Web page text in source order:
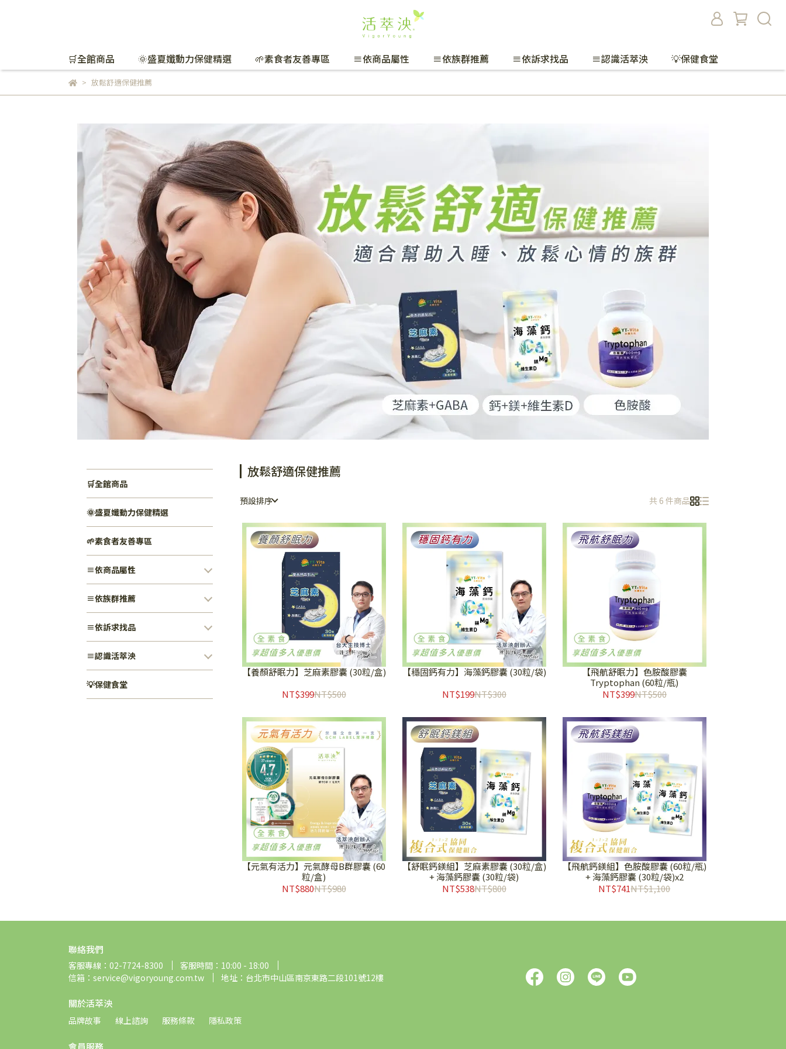
🛒全館商品 🌞盛夏孅動力保健精選 🌱素食者友善專區 ≡依商品屬性 ≡依族群推薦 ≡依訴求找品 ≡認識活萃泱 💡保健食堂
放鬆舒適保健推薦
🛒全館商品
🌞盛夏孅動力保健精選
🌱素食者友善專區
≡依商品屬性
≡依族群推薦
≡依訴求找品
≡認識活萃泱
💡保健食堂
放鬆舒適保健推薦
預設排序 共 6 件商品
【養顏舒眠力】芝麻素膠囊 (30粒/盒)
NT$399NT$500
【穩固鈣有力】海藻鈣膠囊 (30粒/袋)
NT$199NT$300
【飛航舒眠力】色胺酸膠囊
Tryptophan (60粒/瓶)
NT$399NT$500
【元氣有活力】元氣酵母B群膠囊 (60
粒/盒)
NT$880NT$980
【舒眠鈣鎂組】芝麻素膠囊 (30粒/盒)
+ 海藻鈣膠囊 (30粒/袋)
NT$538NT$800
【飛航鈣鎂組】色胺酸膠囊 (60粒/瓶)
+ 海藻鈣膠囊 (30粒/袋)x2
NT$741NT$1,100
聯絡我們
客服專線：02-7724-8300
客服時間：10:00 - 18:00
信箱：service@vigoryoung.com.tw
地址：台北市中山區南京東路二段101號12樓
關於活萃泱
品牌故事 線上諮詢 服務條款 隱私政策